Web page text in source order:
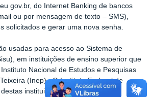
gov.br, do Internet Banking de bancos
ou por mensagem de texto – SMS),
solicitados e gerar uma nova senha.
usadas para acesso ao Sistema de
em instituições de ensino superior que
Nacional de Estudos e Pesquisas
(Inep). O Instituto Federal de
instituições e neste ano irá